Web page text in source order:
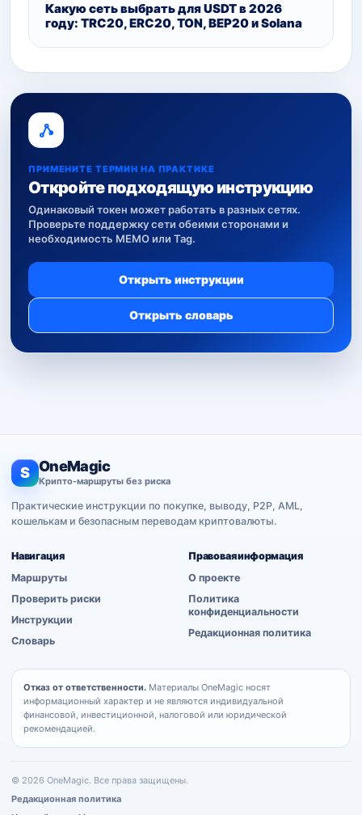
Какую сеть выбрать для USDT в 2026
году: TRC20, ERC20, TON, BEP20 и Solana
ПРИМЕНИТЕ ТЕРМИН НА ПРАКТИКЕ
Откройте подходящую инструкцию
Одинаковый токен может работать в разных сетях.
Проверьте поддержку сети обеими сторонами и
необходимость MEMO или Tag.
Открыть инструкции
Открыть словарь
S OneMagic
Крипто-маршруты без риска
Практические инструкции по покупке, выводу, P2P, AML,
кошелькам и безопасным переводам криптовалюты.
Навигация
Маршруты
Проверить риски
Инструкции
Словарь
Правовая информация
О проекте
Политика
конфиденциальности
Редакционная политика
Отказ от ответственности. Материалы OneMagic носят
информационный характер и не являются индивидуальной
финансовой, инвестиционной, налоговой или юридической
рекомендацией.
© 2026 OneMagic. Все права защищены.
Редакционная политика